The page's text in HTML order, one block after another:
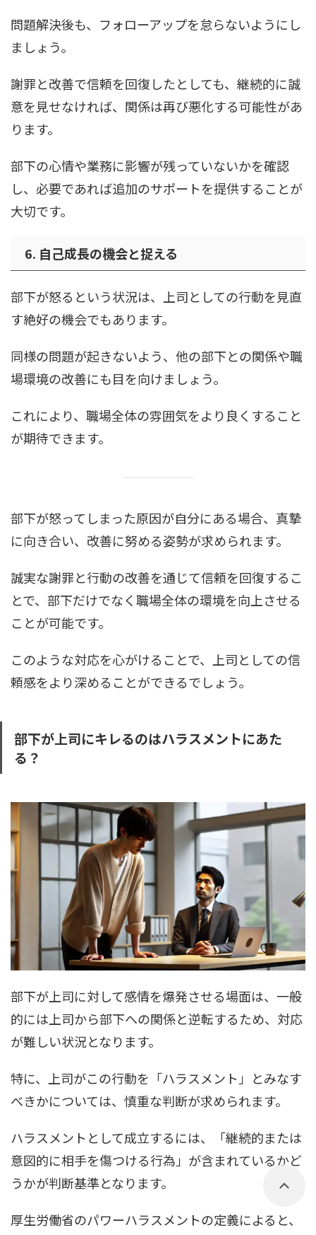
問題解決後も、フォローアップを怠らないようにし
ましょう。
謝罪と改善で信頼を回復したとしても、継続的に誠
意を見せなければ、関係は再び悪化する可能性があ
ります。
部下の心情や業務に影響が残っていないかを確認
し、必要であれば追加のサポートを提供することが
大切です。
6. 自己成長の機会と捉える
部下が怒るという状況は、上司としての行動を見直
す絶好の機会でもあります。
同様の問題が起きないよう、他の部下との関係や職
場環境の改善にも目を向けましょう。
これにより、職場全体の雰囲気をより良くすること
が期待できます。
部下が怒ってしまった原因が自分にある場合、真摯
に向き合い、改善に努める姿勢が求められます。
誠実な謝罪と行動の改善を通じて信頼を回復するこ
とで、部下だけでなく職場全体の環境を向上させる
ことが可能です。
このような対応を心がけることで、上司としての信
頼感をより深めることができるでしょう。
部下が上司にキレるのはハラスメントにあた
る？
部下が上司に対して感情を爆発させる場面は、一般
的には上司から部下への関係と逆転するため、対応
が難しい状況となります。
特に、上司がこの行動を「ハラスメント」とみなす
べきかについては、慎重な判断が求められます。
ハラスメントとして成立するには、「継続的または
意図的に相手を傷つける行為」が含まれているかど
うかが判断基準となります。
厚生労働省のパワーハラスメントの定義によると、